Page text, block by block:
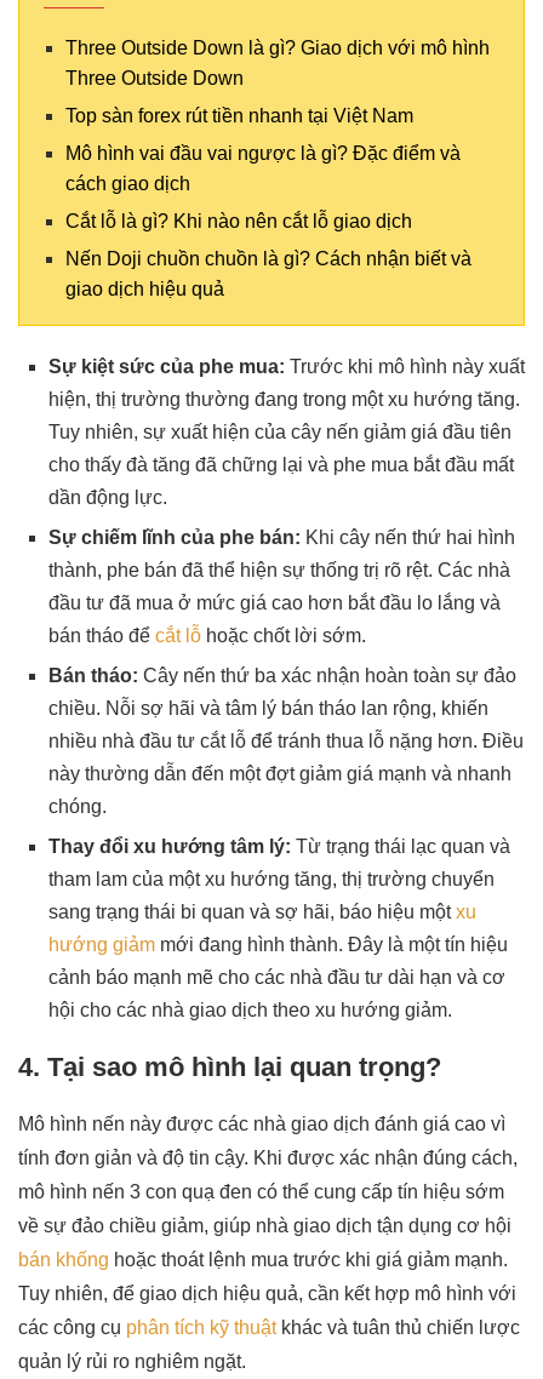
Three Outside Down là gì? Giao dịch với mô hình
Three Outside Down
Top sàn forex rút tiền nhanh tại Việt Nam
Mô hình vai đầu vai ngược là gì? Đặc điểm và
cách giao dịch
Cắt lỗ là gì? Khi nào nên cắt lỗ giao dịch
Nến Doji chuồn chuồn là gì? Cách nhận biết và
giao dịch hiệu quả
Sự kiệt sức của phe mua: Trước khi mô hình này xuất
hiện, thị trường thường đang trong một xu hướng tăng.
Tuy nhiên, sự xuất hiện của cây nến giảm giá đầu tiên
cho thấy đà tăng đã chững lại và phe mua bắt đầu mất
dần động lực.
Sự chiếm lĩnh của phe bán: Khi cây nến thứ hai hình
thành, phe bán đã thể hiện sự thống trị rõ rệt. Các nhà
đầu tư đã mua ở mức giá cao hơn bắt đầu lo lắng và
bán tháo để cắt lỗ hoặc chốt lời sớm.
Bán tháo: Cây nến thứ ba xác nhận hoàn toàn sự đảo
chiều. Nỗi sợ hãi và tâm lý bán tháo lan rộng, khiến
nhiều nhà đầu tư cắt lỗ để tránh thua lỗ nặng hơn. Điều
này thường dẫn đến một đợt giảm giá mạnh và nhanh
chóng.
Thay đổi xu hướng tâm lý: Từ trạng thái lạc quan và
tham lam của một xu hướng tăng, thị trường chuyển
sang trạng thái bi quan và sợ hãi, báo hiệu mộtxu
hướng giảm mới đang hình thành. Đây là một tín hiệu
cảnh báo mạnh mẽ cho các nhà đầu tư dài hạn và cơ
hội cho các nhà giao dịch theo xu hướng giảm.
4. Tại sao mô hình lại quan trọng?
Mô hình nến này được các nhà giao dịch đánh giá cao vì
tính đơn giản và độ tin cậy. Khi được xác nhận đúng cách,
mô hình nến 3 con quạ đen có thể cung cấp tín hiệu sớm
về sự đảo chiều giảm, giúp nhà giao dịch tận dụng cơ hội
bán khống hoặc thoát lệnh mua trước khi giá giảm mạnh.
Tuy nhiên, để giao dịch hiệu quả, cần kết hợp mô hình với
các công cụ phân tích kỹ thuậtkhác và tuân thủ chiến lược
quản lý rủi ro nghiêm ngặt.